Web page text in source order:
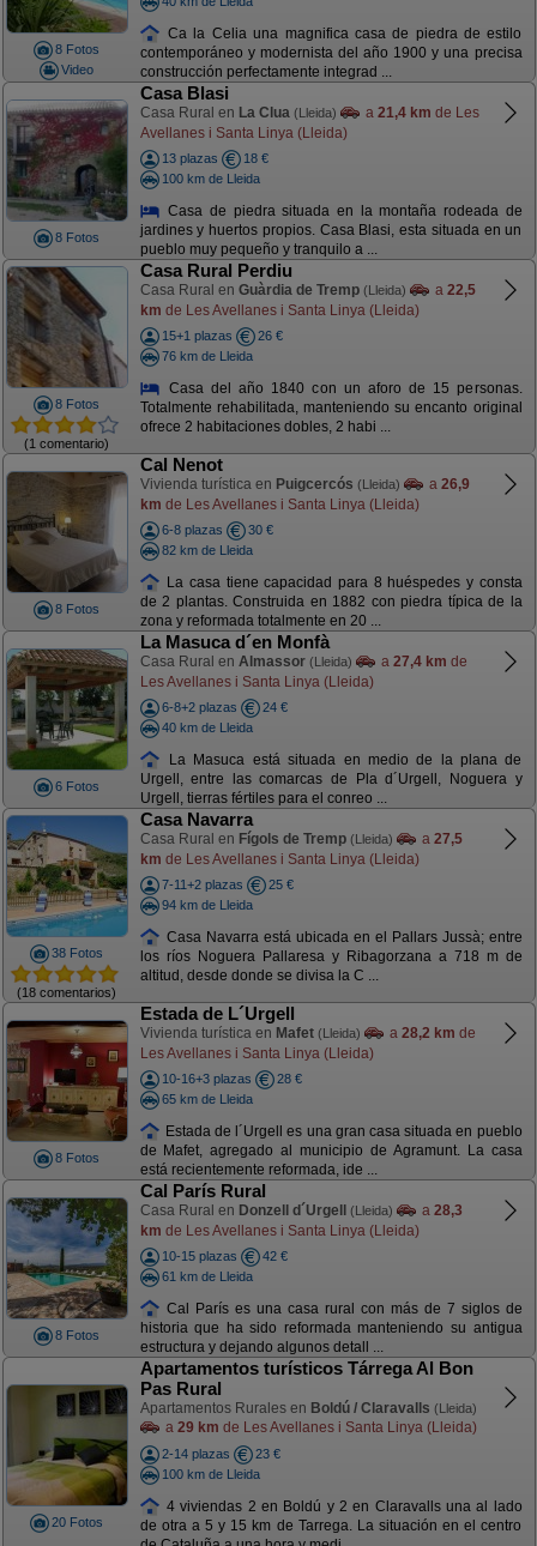
8 Fotos
Video
Ca la Celia una magnifica casa de piedra de estilo
contemporáneo y modernista del año 1900 y una precisa
construcción perfectamente integrad ...
8 Fotos
Casa Blasi
Casa Rural en La Clua (Lleida) a 21,4 km de Les
Avellanes i Santa Linya (Lleida)
13 plazas
18 €
100 km de Lleida
Casa de piedra situada en la montaña rodeada de
jardines y huertos propios. Casa Blasi, esta situada en un
pueblo muy pequeño y tranquilo a ...
8 Fotos
(1 comentario)
Casa Rural Perdiu
Casa Rural en Guàrdia de Tremp (Lleida) a 22,5
km de Les Avellanes i Santa Linya (Lleida)
15+1 plazas
26 €
76 km de Lleida
Casa del año 1840 con un aforo de 15 personas.
Totalmente rehabilitada, manteniendo su encanto original
ofrece 2 habitaciones dobles, 2 habi ...
8 Fotos
Cal Nenot
Vivienda turística en Puigcercós (Lleida) a 26,9
km de Les Avellanes i Santa Linya (Lleida)
6-8 plazas
30 €
82 km de Lleida
La casa tiene capacidad para 8 huéspedes y consta
de 2 plantas. Construida en 1882 con piedra típica de la
zona y reformada totalmente en 20 ...
6 Fotos
La Masuca d´en Monfà
Casa Rural en Almassor (Lleida) a 27,4 km de
Les Avellanes i Santa Linya (Lleida)
6-8+2 plazas
24 €
40 km de Lleida
La Masuca está situada en medio de la plana de
Urgell, entre las comarcas de Pla d´Urgell, Noguera y
Urgell, tierras fértiles para el conreo ...
38 Fotos
(18 comentarios)
Casa Navarra
Casa Rural en Fígols de Tremp (Lleida) a 27,5
km de Les Avellanes i Santa Linya (Lleida)
7-11+2 plazas
25 €
94 km de Lleida
Casa Navarra está ubicada en el Pallars Jussà; entre
los ríos Noguera Pallaresa y Ribagorzana a 718 m de
altitud, desde donde se divisa la C ...
8 Fotos
Estada de L´Urgell
Vivienda turística en Mafet (Lleida) a 28,2 km de
Les Avellanes i Santa Linya (Lleida)
10-16+3 plazas
28 €
65 km de Lleida
Estada de l´Urgell es una gran casa situada en pueblo
de Mafet, agregado al municipio de Agramunt. La casa
está recientemente reformada, ide ...
8 Fotos
Cal París Rural
Casa Rural en Donzell d´Urgell (Lleida) a 28,3
km de Les Avellanes i Santa Linya (Lleida)
10-15 plazas
42 €
61 km de Lleida
Cal París es una casa rural con más de 7 siglos de
historia que ha sido reformada manteniendo su antigua
estructura y dejando algunos detall ...
20 Fotos
Apartamentos turísticos Tárrega Al Bon
Pas Rural
Apartamentos Rurales en Boldú / Claravalls (Lleida)
a 29 km de Les Avellanes i Santa Linya (Lleida)
2-14 plazas
23 €
100 km de Lleida
4 viviendas 2 en Boldú y 2 en Claravalls una al lado
de otra a 5 y 15 km de Tarrega. La situación en el centro